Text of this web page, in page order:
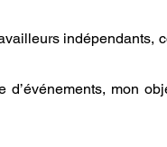
indépendants,
mon